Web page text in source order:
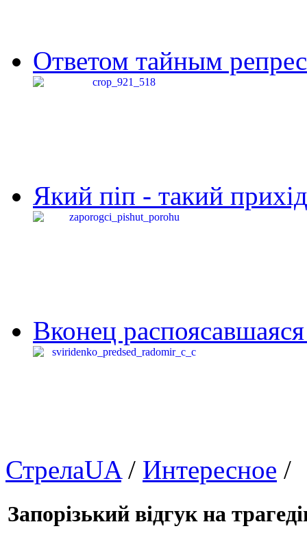
Ответом тайным
Який піп - такий
Вконец
СтрелаUA/ Интересное /
Запорізький відгук на